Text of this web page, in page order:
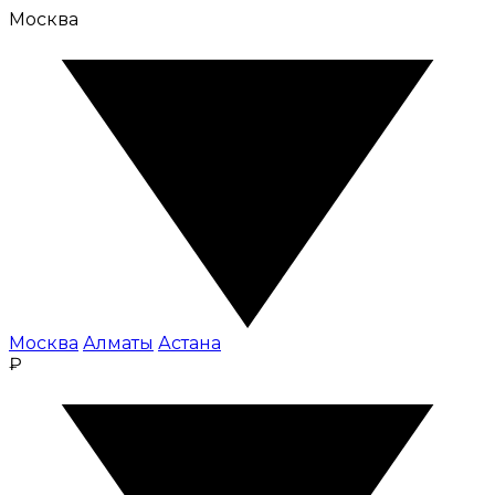
Москва
Москва Алматы Астана
₽